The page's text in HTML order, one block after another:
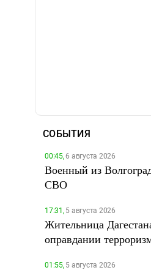
СОБЫТИЯ
00:45,6 августа 2026
Военный из
СВО
17:31,5 августа 2026
Жительница
оправдании
01:55,5 августа 2026